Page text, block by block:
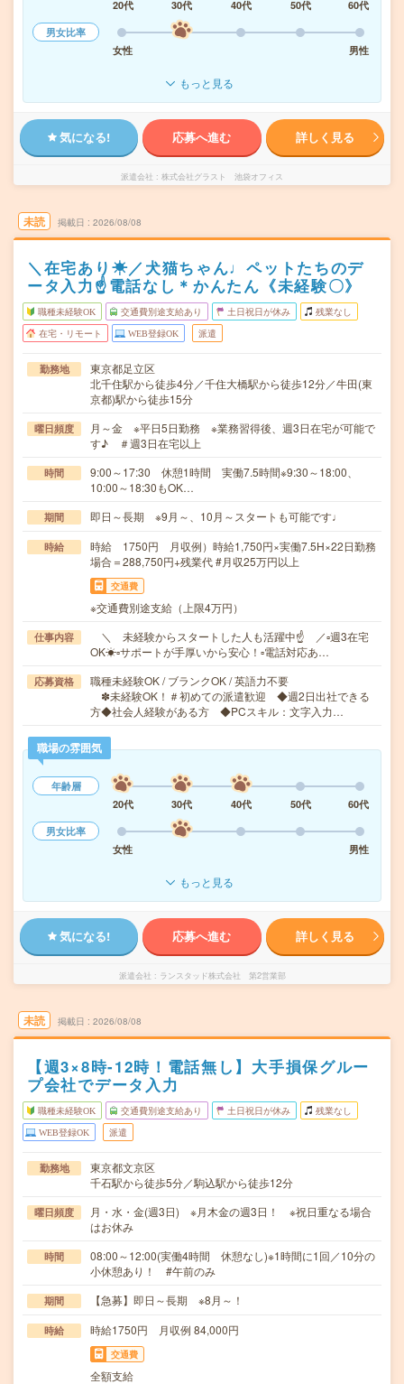
20代 30代 40代 50代
60代
男女比率
女性
男性
もっと見る
気になる! 応募へ進む 詳しく見る
派遣会社 株式会社グラスト 池袋オフィス
未読 掲載日 2026/08/08
＼在宅あり☀／犬猫ちゃん♩ペットたちのデ
ータ入力☝電話なし＊かんたん《未経験〇》
職種未経験OK 交通費別途支給あり 土日祝日が休み 残業なし
在宅・リモート WEB登録OK 派遣
勤務地
東京都足立区
北千住駅から徒歩4分／千住大橋駅から徒歩12分／牛田(東
京都)駅から徒歩15分
曜日頻度
月～金 ※平日5日勤務 ※業務習得後、週3日在宅が可能で
す♪ ＃週3日在宅以上
時間
9:00～17:30 休憩1時間 実働7.5時間※9:30～18:00、
10:00～18:30もOK…
期間 即日～長期 ※9月～、10月～スタートも可能です♩
時給
時給 1750円 月収例）時給1,750円×実働7.5H×22日勤務
場合＝288,750円+残業代 #月収25万円以上
交通費
※交通費別途支給（上限4万円）
仕事内容
＼ 未経験からスタートした人も活躍中☝ ／▫週3在宅
OK☀▫サポートが手厚いから安心！▫電話対応あ…
応募資格
職種未経験OK / ブランクOK / 英語力不要
✽未経験OK！＃初めての派遣歓迎 ◆週2日出社できる
方◆社会人経験がある方 ◆PCスキル：文字入力…
職場の雰囲気
年齢層
20代
30代 40代 50代
60代
男女比率
女性
男性
もっと見る
気になる! 応募へ進む 詳しく見る
派遣会社 ランスタッド株式会社 第2営業部
未読 掲載日 2026/08/08
【週3×8時-12時！電話無し】大手損保グルー
プ会社でデータ入力
職種未経験OK 交通費別途支給あり 土日祝日が休み 残業なし
WEB登録OK 派遣
勤務地
東京都文京区
千石駅から徒歩5分／駒込駅から徒歩12分
曜日頻度
月・水・金(週3日) ※月木金の週3日！ ※祝日重なる場合
はお休み
時間
08:00～12:00(実働4時間 休憩なし)※1時間に1回／10分の
小休憩あり！ #午前のみ
期間 【急募】即日～長期 ※8月～！
時給 時給1750円 月収例 84,000円
交通費
全額支給